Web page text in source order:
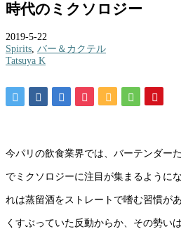
時代のミクソロジー
2019-5-22
Spirits バー＆カクテル
Tatsuya K
今パリの飲食業界では、バーテンダー
でミクソロジーに注目が集まるように
れは蒸留酒をストレートで嗜む習慣が
くすぶっていた反動からか、その勢い